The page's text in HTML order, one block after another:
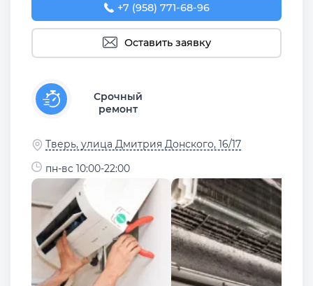
+7 (958) 771-68-96
Оставить заявку
Срочный
ремонт
Тверь, улица Дмитрия Донского, 16/17
пн-вс 10:00-22:00